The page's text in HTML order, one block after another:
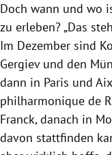
Doch wann und wo
zu erleben? „Das
Im Dezember sind
Gergiev und den
dann in Paris und
philharmonique de
Franck, danach in
davon stattfinden